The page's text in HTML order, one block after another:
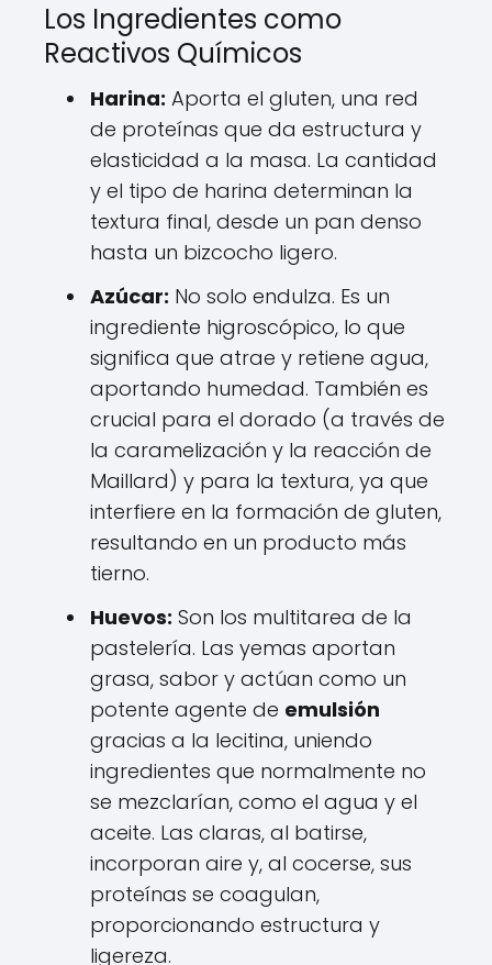
Los Ingredientes como
Reactivos Químicos
Harina: Aporta el gluten, una red
de proteínas que da estructura y
elasticidad a la masa. La cantidad
y el tipo de harina determinan la
textura final, desde un pan denso
hasta un bizcocho ligero.
Azúcar: No solo endulza. Es un
ingrediente higroscópico, lo que
significa que atrae y retiene agua,
aportando humedad. También es
crucial para el dorado (a través de
la caramelización y la reacción de
Maillard) y para la textura, ya que
interfiere en la formación de gluten,
resultando en un producto más
tierno.
Huevos: Son los multitarea de la
pastelería. Las yemas aportan
grasa, sabor y actúan como un
potente agente de emulsión
gracias a la lecitina, uniendo
ingredientes que normalmente no
se mezclarían, como el agua y el
aceite. Las claras, al batirse,
incorporan aire y, al cocerse, sus
proteínas se coagulan,
proporcionando estructura y
ligereza.